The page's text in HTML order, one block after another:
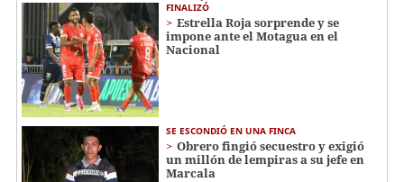
FINALIZÓ
Estrella Roja sorprende y se
impone ante el Motagua en el
Nacional
SE ESCONDIÓ EN UNA FINCA
Obrero fingió secuestro y exigió
un millón de lempiras a su jefe en
Marcala